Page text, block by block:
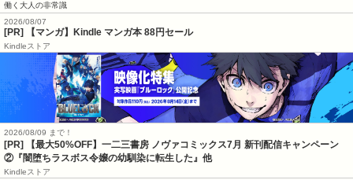
働く大人の非常識
2026/08/07
[PR] 【マンガ】Kindle マンガ本 88円セール
Kindleストア
2026/08/09 まで！
[PR] 【最大50%OFF】一二三書房 ノヴァコミックス7月 新刊配信キャンペーン
②『闇堕ちラスボス令嬢の幼馴染に転生した』他
Kindleストア